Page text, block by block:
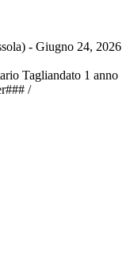
- Giugno 24, 2026
Tagliandato 1 anno
/